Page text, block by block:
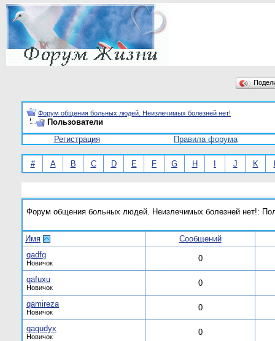
Форум общения больных людей. Неизлечимых болезней нет!
Пользователи
Регистрация
Правила форума
# A B C D E F G H J K
Форум общения больных людей. Неизлечимых болезней нет!:
Имя
Сообщений
qadfg
Новичок 0
qafuxu
Новичок 0
qamireza
Новичок 0
qaqudyx
Новичок 0